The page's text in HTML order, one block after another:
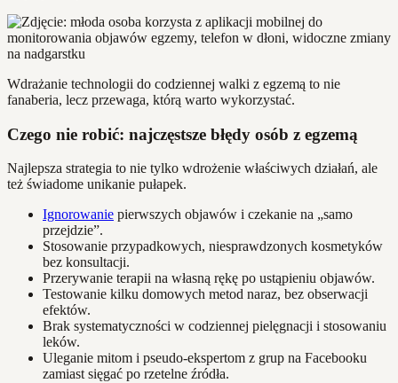
Wdrażanie technologii do codziennej walki z egzemą to nie
fanaberia, lecz przewaga, którą warto wykorzystać.
Czego nie robić: najczęstsze błędy osób z egzemą
Najlepsza strategia to nie tylko wdrożenie właściwych działań, ale
też świadome unikanie pułapek.
Ignorowanie pierwszych objawów i czekanie na „samo
przejdzie”.
Stosowanie przypadkowych, niesprawdzonych kosmetyków
bez konsultacji.
Przerywanie terapii na własną rękę po ustąpieniu objawów.
Testowanie kilku domowych metod naraz, bez obserwacji
efektów.
Brak systematyczności w codziennej pielęgnacji i stosowaniu
leków.
Uleganie mitom i pseudo-ekspertom z grup na Facebooku
zamiast sięgać po rzetelne źródła.